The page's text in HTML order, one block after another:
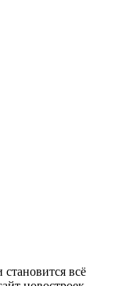
всё